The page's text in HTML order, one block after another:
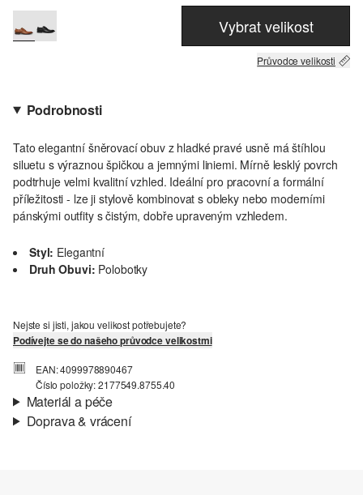
Vybrat velikost
Průvodce velikosti
Podrobnosti
Tato elegantní šněrovací obuv z hladké pravé usně má štíhlou
siluetu s výraznou špičkou a jemnými liniemi. Mírně lesklý povrch
podtrhuje velmi kvalitní vzhled. Ideální pro pracovní a formální
příležitosti - lze ji stylově kombinovat s obleky nebo moderními
pánskými outfity s čistým, dobře upraveným vzhledem.
Styl: Elegantní
Druh Obuvi: Polobotky
Nejste si jisti, jakou velikost potřebujete?
Podívejte se do našeho průvodce velikostmi
EAN: 4099978890467
Číslo položky: 2177549.8755.40
Materiál a péče
Doprava & vrácení